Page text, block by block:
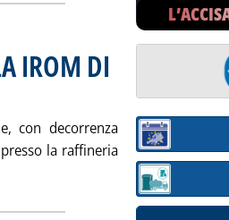
IROM DI
con decorrenza
la raffineria
ALLA IROM DI
Sezione:
Sezione: